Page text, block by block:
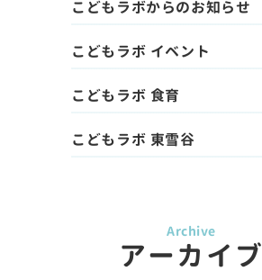
こどもラボからのお知らせ
こどもラボ イベント
こどもラボ 食育
こどもラボ 東雪谷
アーカイブ